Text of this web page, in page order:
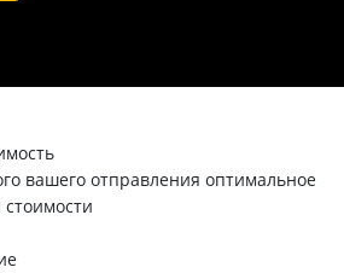
вашего отправления оптимальное